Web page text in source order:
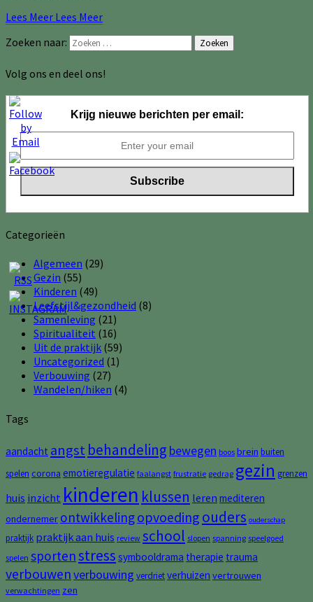
Lees Meer Lees Meer
Zoeken naar:
Zoeken
Volg ons en deel ons!
Krijg nieuwe berichten per email:
Categorieën
Algemeen (29)
Gezin (55)
Kinderen (49)
Leefstijl&gezondheid (8)
Samenleving (21)
Spiritualiteit (16)
Uit de praktijk (59)
Uncategorized (1)
Verbouwing (27)
Wandelen/hiken (4)
Tags
aandacht angst behandeling bewegen boos brein buiten
spelen corona emotieregulatie faalangst frustratie gedrag gezin grenzen
huis inzicht kinderen klussen leren mediteren
ondernemer ontwikkelingopvoeding ouders ouderschap
praktijk praktijk aan huis review school slopen spanning speelgoed
spelen sportenstress symbooldrama therapie trauma
verbouwenverbouwing verdrietverhuizen vertrouwen
verwachtingen zen